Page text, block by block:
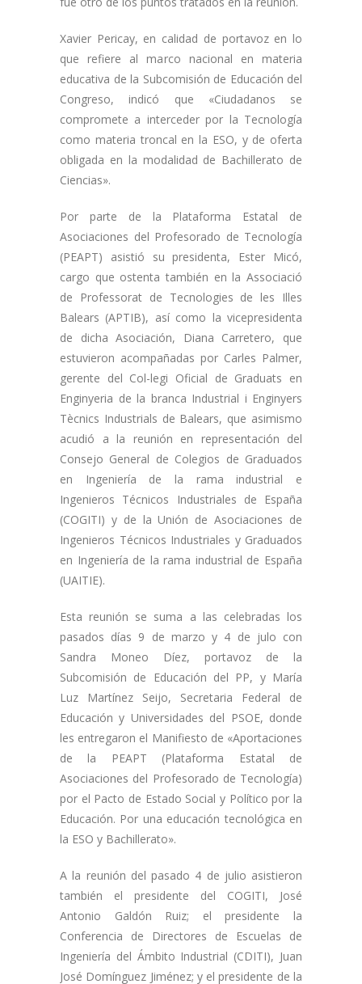
Xavier Pericay, en calidad de portavoz en lo
que refiere al marco nacional en materia
educativa de la Subcomisión de Educación del
Congreso, indicó que «Ciudadanos se
compromete a interceder por la Tecnología
como materia troncal en la ESO, y de oferta
obligada en la modalidad de Bachillerato de
Ciencias».
Por parte de la Plataforma Estatal de
Asociaciones del Profesorado de Tecnología
(PEAPT) asistió su presidenta, Ester Micó,
cargo que ostenta también en la Associació
de Professorat de Tecnologies de les Illes
Balears (APTIB), así como la vicepresidenta
de dicha Asociación, Diana Carretero, que
estuvieron acompañadas por Carles Palmer,
gerente del Col-legi Oficial de Graduats en
Enginyeria de la branca Industrial i Enginyers
Tècnics Industrials de Balears, que asimismo
acudió a la reunión en representación del
Consejo General de Colegios de Graduados
en Ingeniería de la rama industrial e
Ingenieros Técnicos Industriales de España
(COGITI) y de la Unión de Asociaciones de
Ingenieros Técnicos Industriales y Graduados
en Ingeniería de la rama industrial de España
(UAITIE).
Esta reunión se suma a las celebradas los
pasados días 9 de marzo y 4 de julo con
Sandra Moneo Díez, portavoz de la
Subcomisión de Educación del PP, y María
Luz Martínez Seijo, Secretaria Federal de
Educación y Universidades del PSOE, donde
les entregaron el Manifiesto de «Aportaciones
de la PEAPT (Plataforma Estatal de
Asociaciones del Profesorado de Tecnología)
por el Pacto de Estado Social y Político por la
Educación. Por una educación tecnológica en
la ESO y Bachillerato».
A la reunión del pasado 4 de julio asistieron
también el presidente del COGITI, José
Antonio Galdón Ruiz; el presidente la
Conferencia de Directores de Escuelas de
Ingeniería del Ámbito Industrial (CDITI), Juan
José Domínguez Jiménez; y el presidente de la